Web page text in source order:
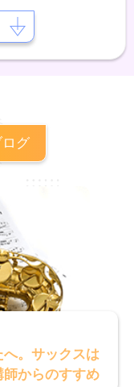
グ
。サックスは
からのすすめ